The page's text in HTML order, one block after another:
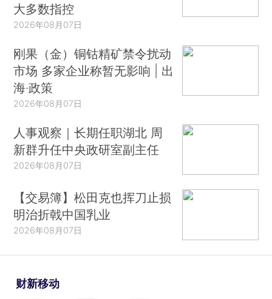
大多数指控
2026年08月07日
刚果（金）铜钴精矿禁令扰动
市场 多家企业称暂无影响 | 出
海·政策
2026年08月07日
人事观察｜长期任职湖北 周
新群升任中央政研室副主任
2026年08月07日
【交易簿】松田克也挥刀止损
明治折戟中国乳业
2026年08月07日
财新移动